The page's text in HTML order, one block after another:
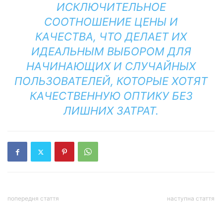
ИСКЛЮЧИТЕЛЬНОЕ
СООТНОШЕНИЕ ЦЕНЫ И
КАЧЕСТВА, ЧТО ДЕЛАЕТ ИХ
ИДЕАЛЬНЫМ ВЫБОРОМ ДЛЯ
НАЧИНАЮЩИХ И СЛУЧАЙНЫХ
ПОЛЬЗОВАТЕЛЕЙ, КОТОРЫЕ ХОТЯТ
КАЧЕСТВЕННУЮ ОПТИКУ БЕЗ
ЛИШНИХ ЗАТРАТ.
попередня стаття наступна стаття